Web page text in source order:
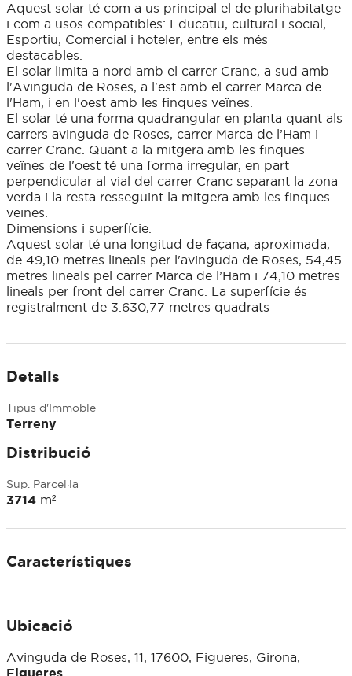
Aquest solar té com a us principal el de plurihabitatge
i com a usos compatibles: Educatiu, cultural i social,
Esportiu, Comercial i hoteler, entre els més
destacables.
El solar limita a nord amb el carrer Cranc, a sud amb
l'Avinguda de Roses, a l'est amb el carrer Marca de
l'Ham, i en l'oest amb les finques veïnes.
El solar té una forma quadrangular en planta quant als
carrers avinguda de Roses, carrer Marca de l’Ham i
carrer Cranc. Quant a la mitgera amb les finques
veïnes de l'oest té una forma irregular, en part
perpendicular al vial del carrer Cranc separant la zona
verda i la resta resseguint la mitgera amb les finques
veïnes.
Dimensions i superfície.
Aquest solar té una longitud de façana, aproximada,
de 49,10 metres lineals per l'avinguda de Roses, 54,45
metres lineals pel carrer Marca de l’Ham i 74,10 metres
lineals per front del carrer Cranc. La superfície és
registralment de 3.630,77 metres quadrats
Detalls
Tipus d'Immoble
Terreny
Distribució
Sup. Parcel·la
3714 m²
Característiques
Ubicació
Avinguda de Roses, 11, 17600, Figueres, Girona,